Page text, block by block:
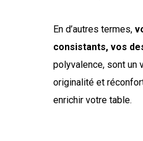
En d’autres termes,
consistants, vos
polyvalence, sont un
originalité et
enrichir votre table.